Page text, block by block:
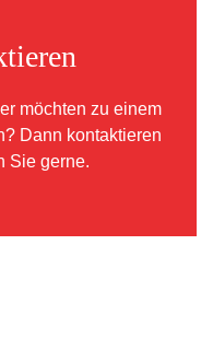
möchten zu einem
Dann kontaktieren
Sie gerne.